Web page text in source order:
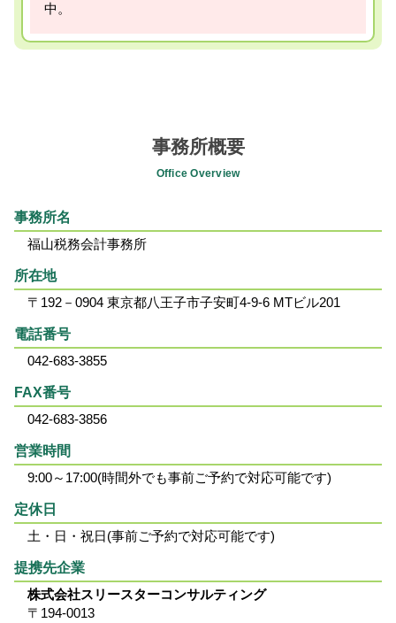
中。
事務所概要
Office Overview
事務所名
福山税務会計事務所
所在地
〒192－0904 東京都八王子市子安町4-9-6 MTビル201
電話番号
042-683-3855
FAX番号
042-683-3856
営業時間
9:00～17:00(時間外でも事前ご予約で対応可能です)
定休日
土・日・祝日(事前ご予約で対応可能です)
提携先企業
株式会社スリースターコンサルティング
〒194-0013